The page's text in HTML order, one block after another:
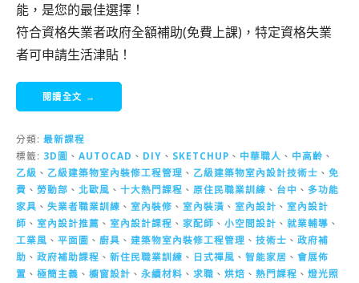
能，是您的最佳選擇！
符合資格失業者政府全額補助(免費上課)，特定資格失業
者可申請生活津貼！
閱讀全文 →
分類: 最新課程
標籤: 3D圖 、 AUTOCAD 、 DIY 、 SKETCHUP 、 中華職人 、 中高齡 、
乙級 、 乙級建築物室內裝修工程管理 、 乙級建築物室內設計技術士 、 免
費 、 勞動部 、 北歐風 、 十大熱門課程 、 原住民職業訓練 、 台中 、 多功能
家具 、 失業者職業訓練 、 室內裝修 、 室內裝潢 、 室內設計 、 室內設計
師 、 室內設計推薦 、 室內設計課程 、 家配師 、 小空間設計 、 就業輔導 、
工業風 、 平面圖 、 廚具 、 建築物室內裝修工程管理 、 技術士 、 政府補
助 、 政府補助課程 、 新住民職業訓練 、 日式禪風 、 智能家居 、 會展佈
置 、 極簡主義 、 櫥窗設計 、 永續材料 、 求職 、 烘焙 、 熱門課程 、 燈光照